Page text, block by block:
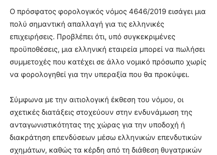
Ο πρόσφατος φορολογικός νόμος 4646/2019 εισάγει μια
πολύ σημαντική απαλλαγή για τις ελληνικές
επιχειρήσεις. Προβλέπει ότι, υπό συγκεκριμένες
προϋποθέσεις, μια ελληνική εταιρεία μπορεί να πωλήσει
συμμετοχές που κατέχει σε άλλο νομικό πρόσωπο χωρίς
να φορολογηθεί για την υπεραξία που θα προκύψει.
Σύμφωνα με την αιτιολογική έκθεση του νόμου, οι
σχετικές διατάξεις στοχεύουν στην ενδυνάμωση της
ανταγωνιστικότητας της χώρας για την υποδοχή ή
διακράτηση επενδύσεων μέσω ελληνικών επενδυτικών
σχημάτων, καθώς τα κέρδη από τη διάθεση θυγατρικών